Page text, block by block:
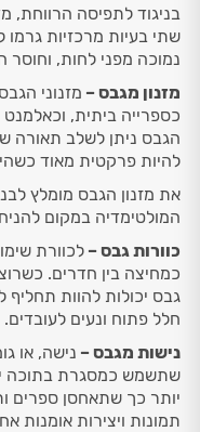
בניגוד לתפיסה הרווחת,
שתי בעיות מרכזיות
נמוכה מפני לחות,
מזנון מגבס – מזנוני
כספרייה ביתית, וכאלמנט
הגבס ניתן לשלב תאורה
להיות פרקטית מאוד
את מזנון הגבס מומלץ
המולטימדיה במקום
כוורות גבס – לכוורת
כמחיצה בין חדרים.
גבס יכולות להוות
חלל פתוח ונעים לעובדים.
נישות מגבס – נישה, או
שתשמש כמסגרת בתוכה
יותר כך שתאחסן ספרים
תמונות ויצירות אומנות